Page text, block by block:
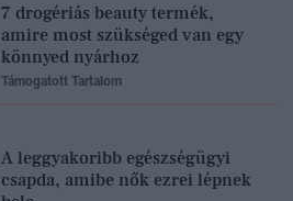
7 drogériás beauty termék,
amire most szükséged van egy
könnyed nyárhoz
Támogatott Tartalom
A leggyakoribb egészségügyi
csapda, amibe nők ezrei lépnek